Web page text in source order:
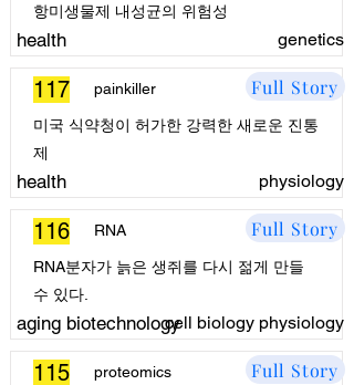
항미생물제 내성균의 위험성
health genetics
117 Full Story
painkiller
미국 식약청이 허가한 강력한 새로운 진통
제
health physiology
116 Full Story
RNA
RNA분자가 늙은 생쥐를 다시 젊게 만들
수 있다.
aging biotechnologycell biology physiology
115 Full Story
proteomics